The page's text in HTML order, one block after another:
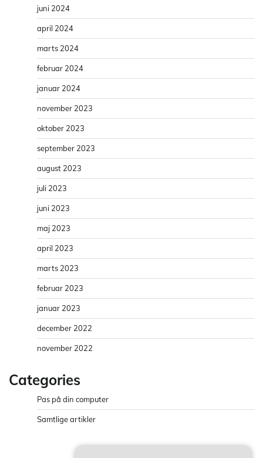
juni 2024
april 2024
marts 2024
februar 2024
januar 2024
november 2023
oktober 2023
september 2023
august 2023
juli 2023
juni 2023
maj 2023
april 2023
marts 2023
februar 2023
januar 2023
december 2022
november 2022
Categories
Pas på din computer
Samtlige artikler